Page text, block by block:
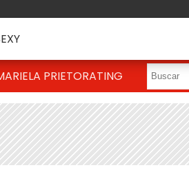
PRIETORATING